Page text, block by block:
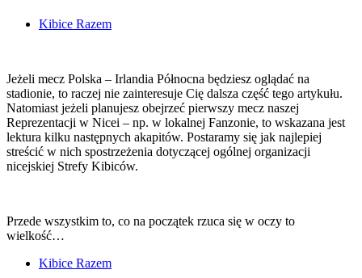
Kibice Razem
Jeżeli mecz Polska – Irlandia Północna będziesz oglądać na
stadionie, to raczej nie zainteresuje Cię dalsza część tego artykułu.
Natomiast jeżeli planujesz obejrzeć pierwszy mecz naszej
Reprezentacji w Nicei – np. w lokalnej Fanzonie, to wskazana jest
lektura kilku następnych akapitów. Postaramy się jak najlepiej
streścić w nich spostrzeżenia dotyczącej ogólnej organizacji
nicejskiej Strefy Kibiców.
Przede wszystkim to, co na początek rzuca się w oczy to
wielkość…
Kibice Razem